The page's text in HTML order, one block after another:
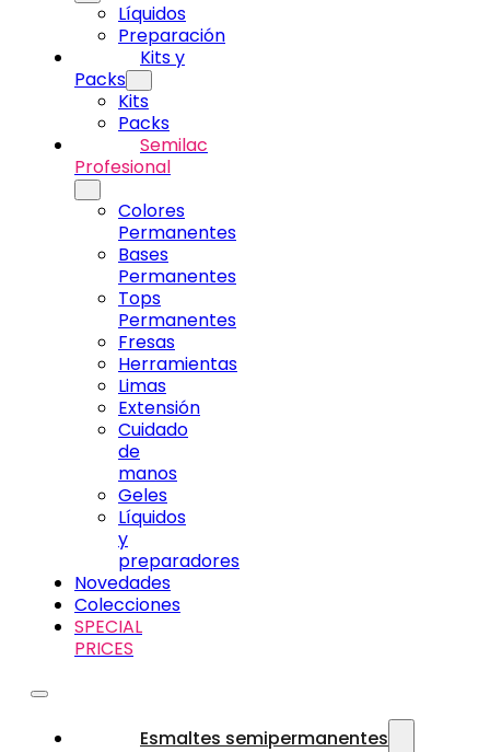
Líquidos
Preparación
Kits y
Packs
Kits
Packs
Semilac
Profesional
Colores
Permanentes
Bases
Permanentes
Tops
Permanentes
Fresas
Herramientas
Limas
Extensión
Cuidado
de
manos
Geles
Líquidos
y
preparadores
Novedades
Colecciones
SPECIAL
PRICES
Esmaltes semipermanentes